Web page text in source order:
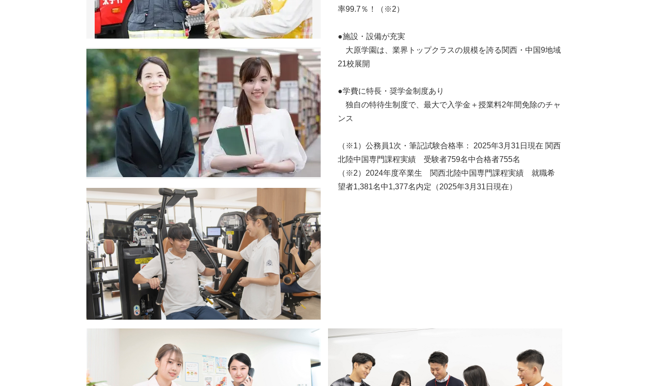
率99.7％！（※2）
●施設・設備が充実
大原学園は、業界トップクラスの規模を誇る関西・中国9地域
21校展開
●学費に特長・奨学金制度あり
独自の特待生制度で、最大で入学金＋授業料2年間免除のチャ
ンス
（※1）公務員1次・筆記試験合格率： 2025年3月31日現在 関西
北陸中国専門課程実績 受験者759名中合格者755名
（※2）2024年度卒業生 関西北陸中国専門課程実績 就職希
望者1,381名中1,377名内定（2025年3月31日現在）